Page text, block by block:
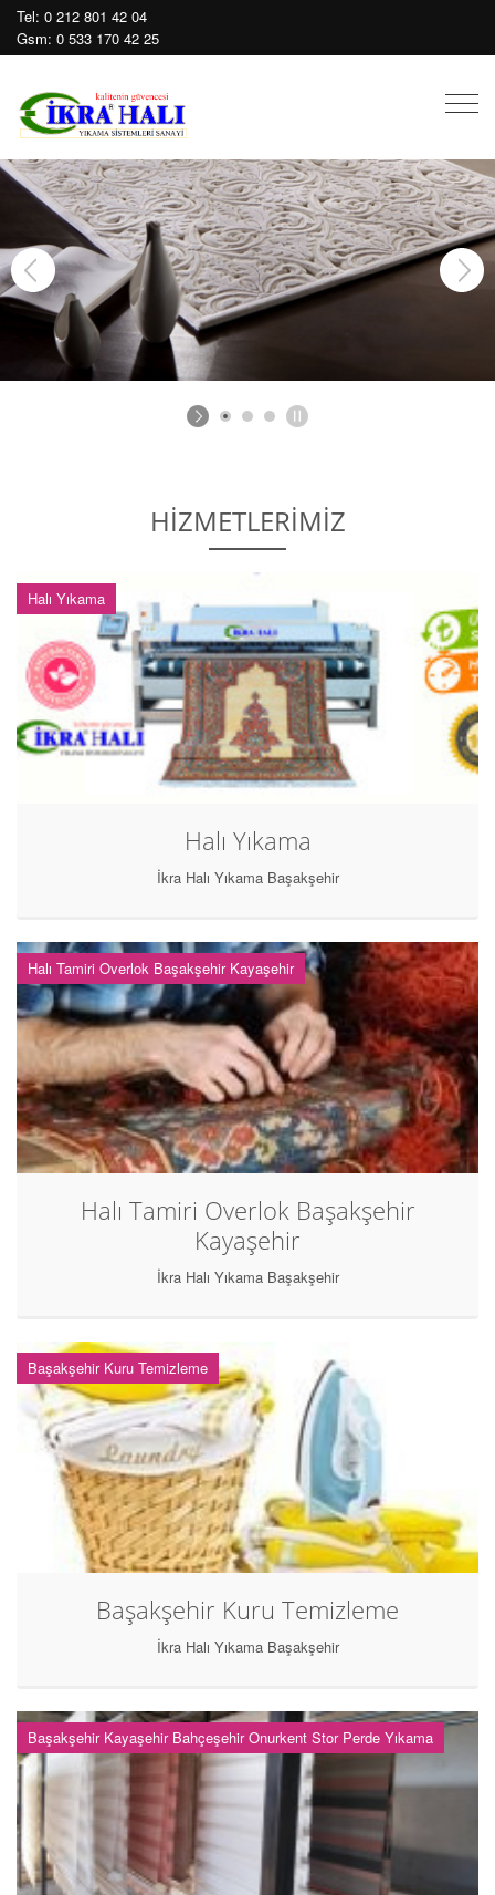
Tel: 0 212 801 42 04
Gsm: 0 533 170 42 25
Mobil
HİZMETLERİMİZ
Halı Yıkama
Halı Yıkama
İkra Halı Yıkama Başakşehir
Halı Tamiri Overlok Başakşehir Kayaşehir
Halı Tamiri Overlok Başakşehir
Kayaşehir
İkra Halı Yıkama Başakşehir
Başakşehir Kuru Temizleme
Başakşehir Kuru Temizleme
İkra Halı Yıkama Başakşehir
Başakşehir Kayaşehir Bahçeşehir Onurkent Stor Perde Yıkama